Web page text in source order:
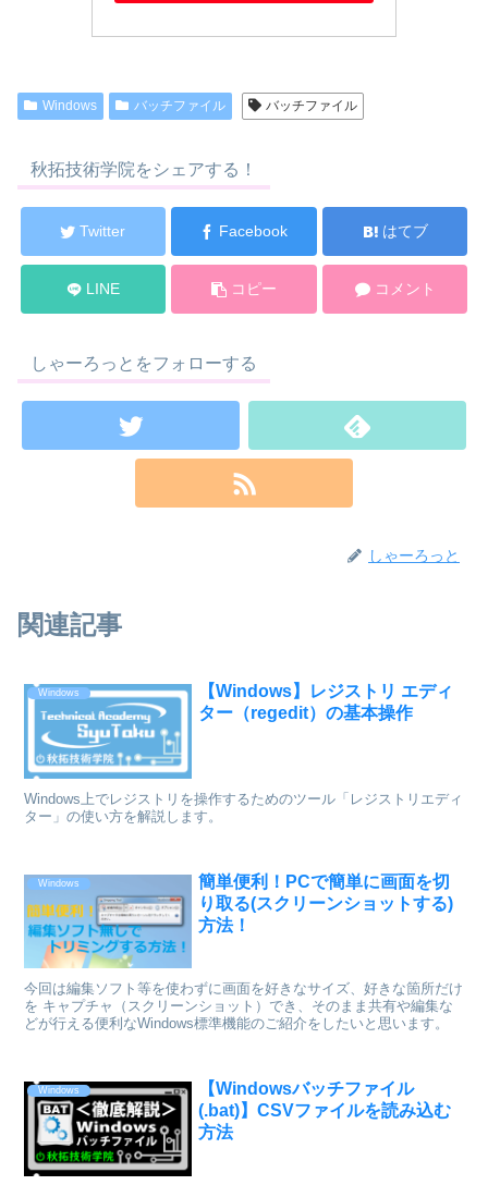
Windows バッチファイル バッチファイル
秋拓技術学院をシェアする！
Twitter Facebook はてブ
LINE コピー コメント
しゃーろっとをフォローする
しゃーろっと
関連記事
Windows
【Windows】レジストリ エディ
ター（regedit）の基本操作
Windows上でレジストリを操作するためのツール「レジストリエディ
ター」の使い方を解説します。
Windows
簡単便利！PCで簡単に画面を切
り取る(スクリーンショットする)
方法！
今回は編集ソフト等を使わずに画面を好きなサイズ、好きな箇所だけ
を キャプチャ（スクリーンショット）でき、そのまま共有や編集な
どが行える便利なWindows標準機能のご紹介をしたいと思います。
Windows
【Windowsバッチファイル
(.bat)】CSVファイルを読み込む
方法